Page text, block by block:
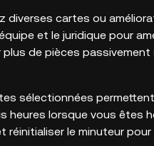
diverses cartes ou
et le juridique pour
de pièces passivement
sélectionnées
heures lorsque vous êtes
le minuteur pour